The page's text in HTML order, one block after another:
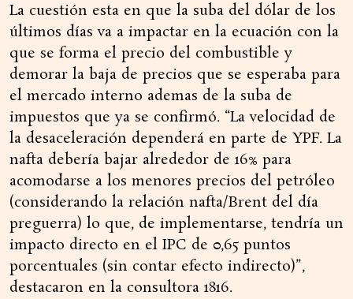
La cuestión esta en que la suba del dólar de los
últimos días va a impactar en la ecuación con la
que se forma el precio del combustible y
demorar la baja de precios que se esperaba para
el mercado interno ademas de la suba de
impuestos que ya se confirmó. “La velocidad de
la desaceleración dependerá en parte de YPF. La
nafta debería bajar alrededor de 16% para
acomodarse a los menores precios del petróleo
(considerando la relación nafta/Brent del día
preguerra) lo que, de implementarse, tendría un
impacto directo en el IPC de 0,65 puntos
porcentuales (sin contar efecto indirecto)”,
destacaron en la consultora 1816.